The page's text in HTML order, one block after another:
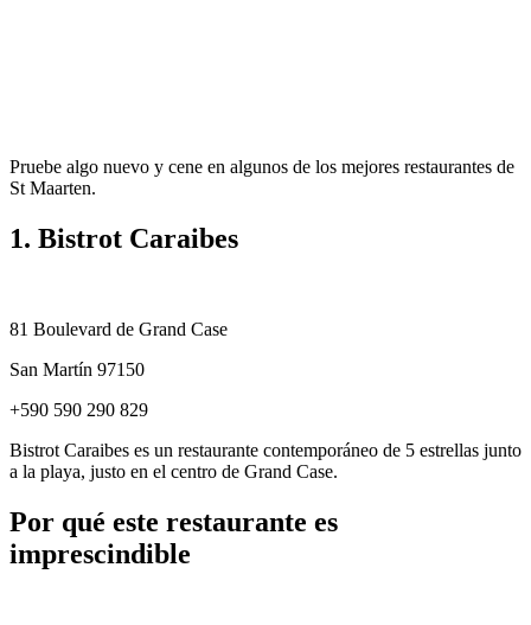
Pruebe algo nuevo y cene en algunos de los mejores restaurantes de
St Maarten.
1. Bistrot Caraibes
81 Boulevard de Grand Case
San Martín 97150
+590 590 290 829
Bistrot Caraibes es un restaurante contemporáneo de 5 estrellas junto
a la playa, justo en el centro de Grand Case.
Por qué este restaurante es
imprescindible